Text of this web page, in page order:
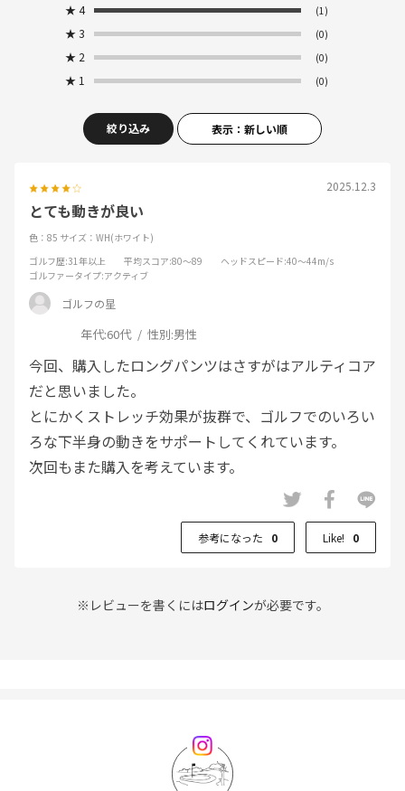
★ 4 (1)
★ 3 (0)
★ 2 (0)
★ 1 (0)
絞り込み 表示：新しい順
2025.12.3
とても動きが良い
色：85 サイズ：WH(ホワイト)
ゴルフ歴:31年以上 平均スコア:80～89 ヘッドスピード:40～44m/s
ゴルファータイプ:アクティブ
ゴルフの星
年代:60代 性別:男性
今回、購入したロングパンツはさすがはアルティコア
だと思いました。
とにかくストレッチ効果が抜群で、ゴルフでのいろい
ろな下半身の動きをサポートしてくれています。
次回もまた購入を考えています。
参考になった 0 Like! 0
※レビューを書くにはログインが必要です。